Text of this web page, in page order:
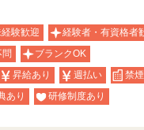
験歓迎
経験者・有資格者
問
ブランクOK
昇給あり 週払い
禁
あり 研修制度あり